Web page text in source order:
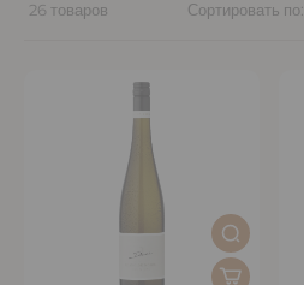
26 товаров Сортировать по: